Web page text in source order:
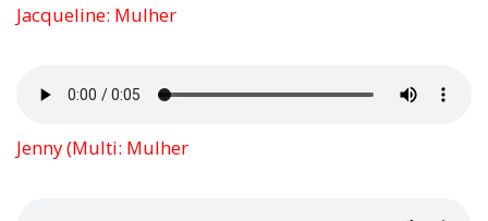
Jacqueline: Mulher
Jenny (Multi: Mulher